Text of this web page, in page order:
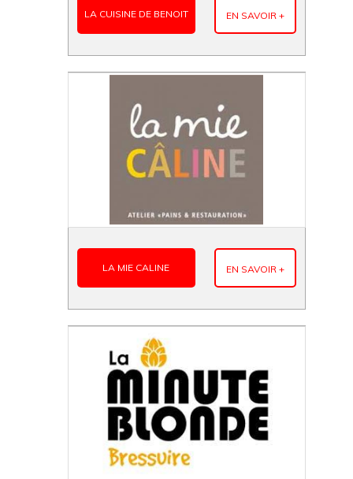
LA CUISINE DE BENOIT EN SAVOIR +
LA MIE CALINE EN SAVOIR +